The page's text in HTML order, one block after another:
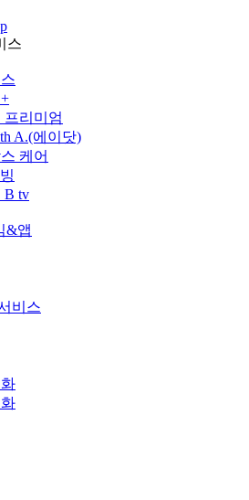
스
프리미엄
A.(에이닷)
케어
B tv
&앱
비스